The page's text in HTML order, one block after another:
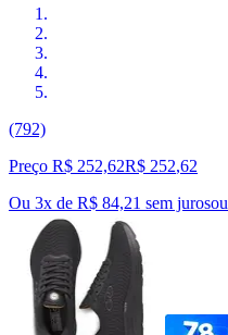
(792)
Preço R$ 252,62R$ 252,62
Ou 3x de R$ 84,21 sem jurosou